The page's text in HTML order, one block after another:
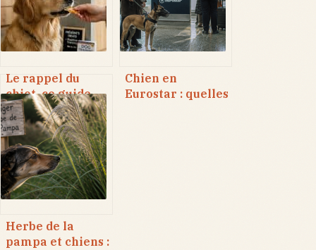
Le rappel du
chiot, ce guide
qu’on aurait aimé
lire plus tôt
Chien en
Eurostar : quelles
Herbe de la
pampa et chiens :